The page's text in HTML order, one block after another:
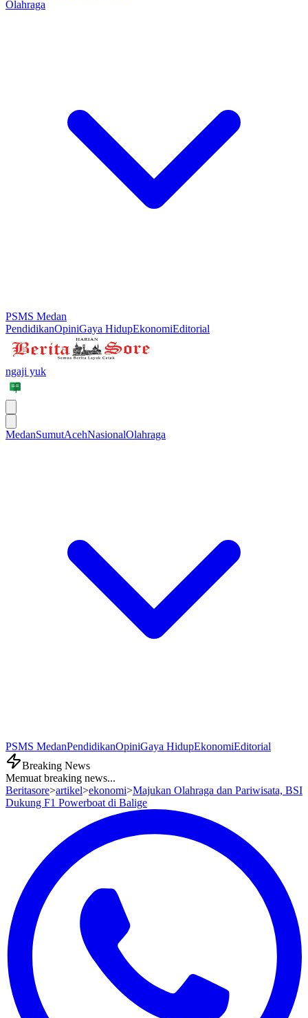
Olahraga
PSMS Medan
PendidikanOpiniGaya HidupEkonomiEditorial
ngaji yuk
MedanSumutAcehNasionalOlahraga
PSMS MedanPendidikanOpiniGaya HidupEkonomiEditorial
Breaking News
Memuat breaking news...
Beritasore>artikel>ekonomi>Majukan Olahraga dan Pariwisata, BSI
Dukung F1 Powerboat di Balige